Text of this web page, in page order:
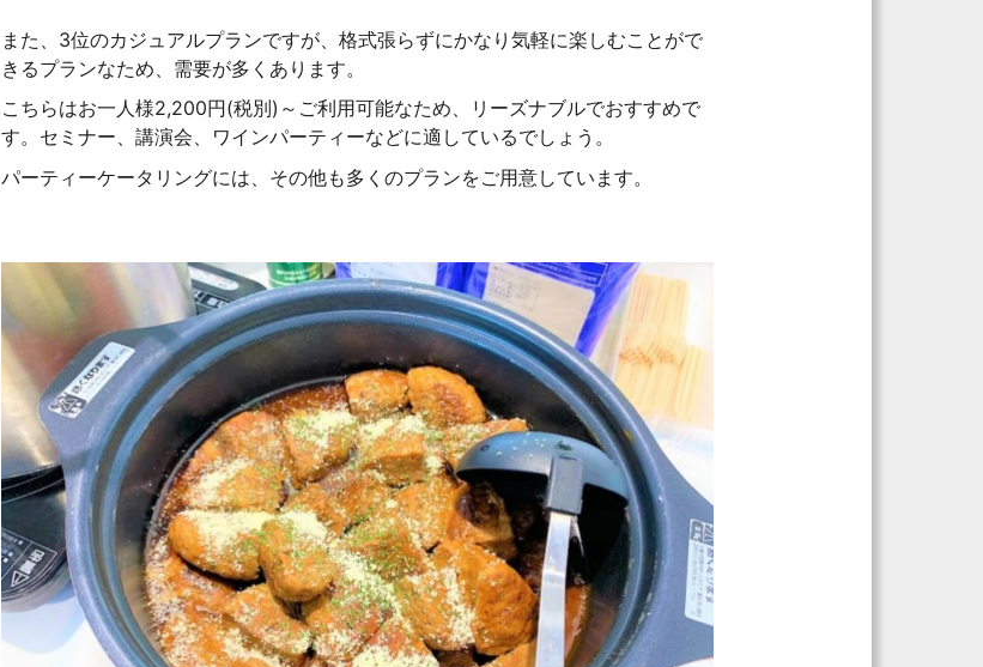
また、3位のカジュアルプランですが、格式張らずにかなり気軽に楽しむことがで
きるプランなため、需要が多くあります。
こちらはお一人様2,200円(税別)～ご利用可能なため、リーズナブルでおすすめで
す。セミナー、講演会、ワインパーティーなどに適しているでしょう。
パーティーケータリングには、その他も多くのプランをご用意しています。